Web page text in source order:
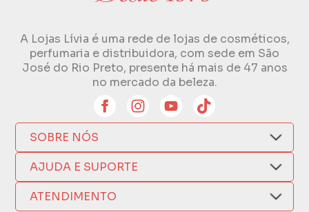
A Lojas Lívia é uma rede de lojas de cosméticos,
perfumaria e distribuidora, com sede em São
José do Rio Preto, presente há mais de 47 anos
no mercado da beleza.
SOBRE NÓS
Quem Somos
Compra Segura
Como Comprar
Nossas Lojas
AJUDA E SUPORTE
Nosso Aplicativo
Trocas e Devoluções
ATENDIMENTO